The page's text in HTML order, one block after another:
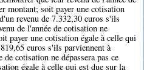
montant; soit payer une cotisation
revenu de 7.332,30 euros s'ils
de l'année de cotisation ne
payer une cotisation égale à celle qui
euros s'ils parviennent à
cotisation ne dépassera pas ce
égale à celle qui est due sur la